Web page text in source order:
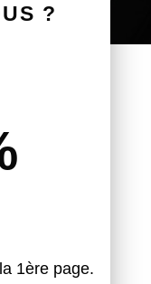
?
1ère page.